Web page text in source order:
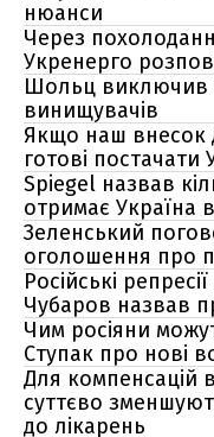
нюанси
Через
Укренерго
Шольц виключив
винищувачів
Якщо наш внесок
готові постачати
Spiegel назвав
отримає Україна
Зеленський
оголошення про
Російські
Чубаров назвав
Чим росіяни
Ступак про нові
Для компенсацій
суттєво
до лікарень